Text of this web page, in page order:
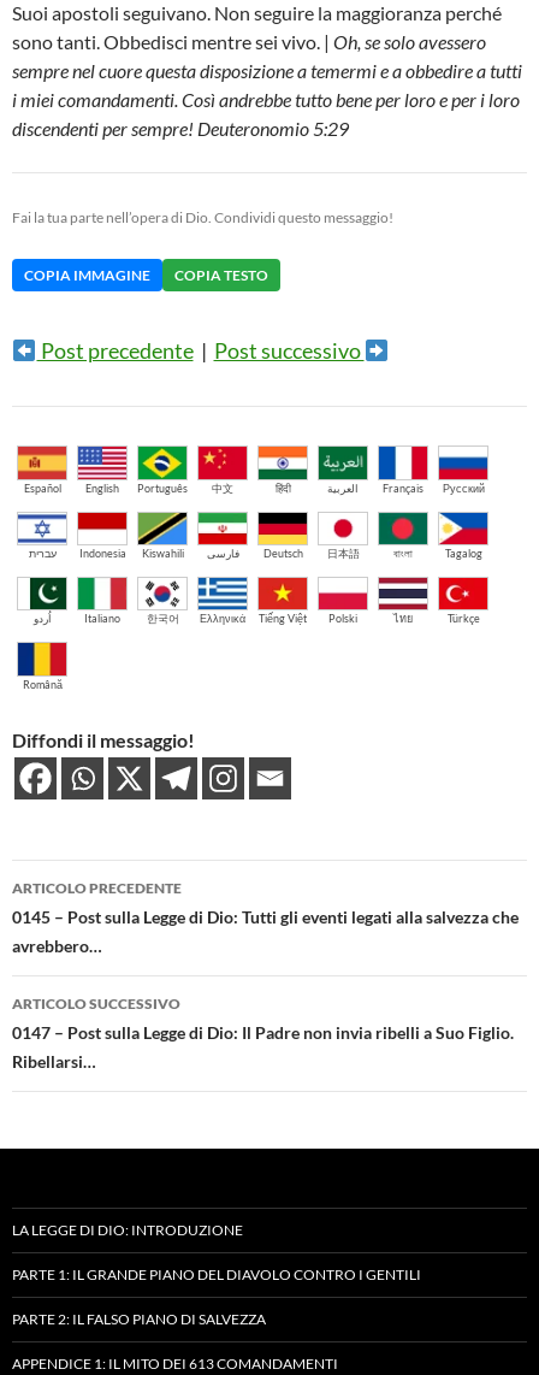
Suoi apostoli seguivano. Non seguire la maggioranza perché
sono tanti. Obbedisci mentre sei vivo. | Oh, se solo avessero
sempre nel cuore questa disposizione a temermi e a obbedire a tutti
i miei comandamenti. Così andrebbe tutto bene per loro e per i loro
discendenti per sempre! Deuteronomio 5:29
Fai la tua parte nell’opera di Dio. Condividi questo messaggio!
COPIA IMMAGINE COPIA TESTO
Post precedente| Post successivo
Español English Português 中文 हिंदी العربية Français Русский
עברית Indonesia Kiswahili فارسی Deutsch 日本語 বাংলা Tagalog
اُردو Italiano 한국어 Ελληνικά Tiếng Việt Polski ไทย Türkçe
Română
Diffondi il messaggio!
Navigazione
articolo
ARTICOLO PRECEDENTE
0145 – Post sulla Legge di Dio: Tutti gli eventi legati alla salvezza che
avrebbero…
ARTICOLO SUCCESSIVO
0147 – Post sulla Legge di Dio: Il Padre non invia ribelli a Suo Figlio.
Ribellarsi…
LA LEGGE DI DIO: INTRODUZIONE
PARTE 1: IL GRANDE PIANO DEL DIAVOLO CONTRO I GENTILI
PARTE 2: IL FALSO PIANO DI SALVEZZA
APPENDICE 1: IL MITO DEI 613 COMANDAMENTI